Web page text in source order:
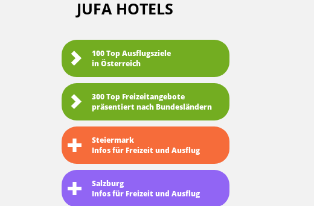
JUFA HOTELS
100 Top Ausflugsziele
in Österreich
300 Top Freizeitangebote
präsentiert nach Bundesländern
Steiermark
Infos für Freizeit und Ausflug
Salzburg
Infos für Freizeit und Ausflug